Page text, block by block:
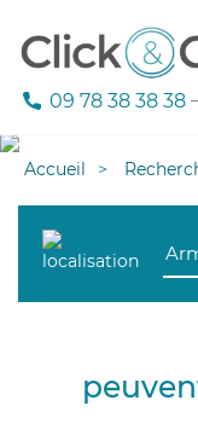
09 78 38 38 38
Accueil